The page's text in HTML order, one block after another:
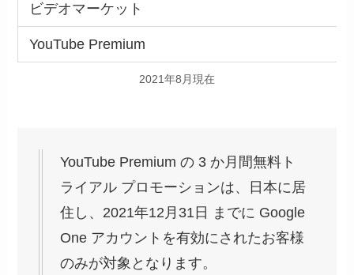
ビデオマーケット
YouTube Premium
2021年8月現在
YouTube Premium の 3 か月間無料ト
ライアル プロモーションは、日本に居
住し、2021年12月31日 までに Google
One アカウントを有効にされたお客様
のみが対象となります。